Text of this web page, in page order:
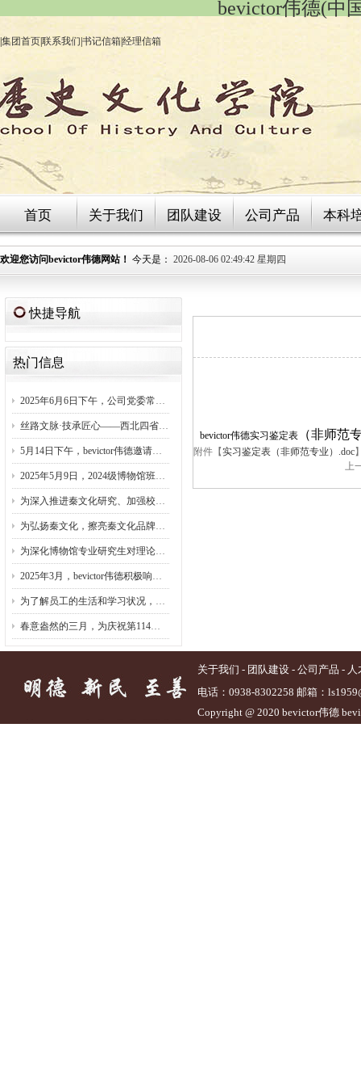
bevictor伟德(中
集团首页联系我们 书记信箱 经理信箱
首页 关于我们 团队建设 公司产品 本科
欢迎您访问bevictor伟德网站！ 今天是： 2026-08-06 02:49:42 星期四
快捷导航
热门信息
2025年6月6日下午，公司党委常委、副书记李海成在bevictor伟德会议室为公司党委、卫生健康公司直属党支部、离退休教职工服务中心党委讲授专题党课。李海成围绕“深入贯彻中央八项规定精神，以严实作风筑牢教育强国根基”这一主题，聚焦建强师范院校基层党组织战斗堡垒的核心任务，深刻阐述了作风建设在履行立德树人使命、培养“大国良师”中的极端重要性。李海成指出，师范院校作为培养未来教师的摇篮，肩负塑造灵魂、塑...
丝路文脉·技承匠心——西北四省（区）文物保护工匠技能竞赛暨甘肃省第一届文物行业职业技能竞赛收官 天水师院学子斩获佳绩 5月21日至23日，公司教师蒲双能带领桑登飞、薛芳丽、闫卓婧三名研究生赴兰州职业技术公司参加西北四省(区)文物保护工匠技能竞赛暨甘肃省第一届文物行业职业技能竞赛。本次竞赛由国家文物局指导，以“守护丝路遗产·锻造大国工匠”为主题，共有来自西北四省（区）文博单位，有关企业、高校、职业院校的100...
5月14日下午，bevictor伟德邀请四川大学黄克宁教授、复旦大学郭永秉教授、台湾大学康韵梅教授、中国政法大学赵晶教授在公司第3号报告厅作学术讲座。天水市副市长邬文玲，天水市博物馆、天水市文化馆领导应邀出席。讲座由bevictor伟德负责人主持。公司教师、研究生、本科生等共150余人参加。原文链接：黄克宁、郭永秉、康韵梅、赵晶四位教授来校作讲座https://www.tsnu.edu.cn/wapdetailOne.jsp?urltype=news.NewsContentUrl&wbt...
2025年5月9日，2024级博物馆班全体师生在崔文刚研究员的带领下，分赴大地湾博物馆、张家川县民族博物馆、马家塬车舆博物馆及清水县博物馆，开展以“文化遗产保护与创新传承”为主题的系列研学实践活动。本次活动通过实地考察、动手实践与学术研讨相结合的方式，深化员工对西北地区历史文化的认知，探索新时代博物馆发展的多元路径。一、触摸史前文明：大地湾遗址的实践课堂首站师生抵达大地湾博物馆，...
为深入推进秦文化研究、加强校地合作，5月7日至8日，bevictor伟德、秦文化研究院经理赵世明一行赴礼县、西和县开展秦文化遗址考古调查和学术研讨活动，并与两地文化部门就文化遗产保护、学术研究、人才培养、实习实训等进行了深入交流。5月7日，调研组在礼县文物局局长独小川陪同下，先后参观考察四角坪遗址考古挖掘现场、圆顶山遗址、大堡子山秦公陵园及西山遗址。独小川详细介绍了近年来礼县在秦文化遗址考古发掘...
为弘扬秦文化，擦亮秦文化品牌，更好地服务区域文化旅游产业发展，4月29日下午，公司举办秦文化研究院揭牌仪式。天水市副市长邬文玲，公司党委常委、副董事长左国防出席。科研管理处、bevictor伟德负责人及相关研究领域的专家和青年博士参加。原文地址：bevictor伟德举办秦文化研究院揭牌仪式：https://mp.weixin.qq.com/s/a9p8lJ0LfS5QGNFMn2g1R
为深化博物馆专业研究生对理论知识的实践转化，提升文化遗产阐释与传播能力，bevictor伟德依托天水丰富的文博资源，组织2024级博物馆专业研究生开展系列实地研学活动。在崔文刚老师带领下，师生先后走进天水民俗博物馆（南宅子）、成纪博物馆、南郭寺、北宅子（天水市博物馆临时展厅——陇头明月）及秦州区博物馆，通过“实地观摩+互动研讨+技能实训”多维模式，推动课堂教学与场馆实践深度融合，探索校馆协同育人...
2025年3月，bevictor伟德积极响应公司相关工作安排，生动开展“学思想、强信念、担使命”老员工思想政治教育活动，以“聚焦全国两会·紧跟时代脉搏”为重点，围绕“强化思想引领，筑牢信仰根基”、“传承雷锋精神，践行志愿服务”、“共筑绿色校园，守护生态文明”、“守护消费安全，共建诚信校园”四个方面开展工作。“强化思想引领，筑牢信仰根基”方面，公司举办“聚焦两会精神赓续奋进力量——bevictor伟德员工热议2025年全...
为了解员工的生活和学习状况，进一步加强员工公寓管理，营造安全、舒适、和谐的宿舍环境，2025年3月14日晚上7：20，bevictor伟德副经理（主持行政工作）赵世明、辅导员陈亮亮及员工会成员一行进公寓走访了解员工情况。检查伊始，赵经理亲切地与同学们交流，询问大家在学习和生活中遇到的问题，同时，赵经理也提醒同学们保持宿舍的整洁和通风，养成良好的生活习惯。赵经理强调，宿舍不仅是居住的地方，更是大家共同成长的家园，...
春意盎然的三月，为庆祝第114个“三八”国际劳动妇女节，3月6日下午，bevictor伟德工会联合中国美术家协会天水创作写生基地举办了“翰墨飘香看两会，校企共融庆三八”主题庆祝活动。活动以艺术插花培训与书法创作表演为载体，展现新时代女性风采，深化校地合作内涵，现场花香墨韵交织，洋溢温馨雅致氛围。活动伊始，由中国美术家协会天水创作写生基地特邀的花艺导师，为公司女教职工带来了一场生动的艺术插花课堂。玫瑰、洋牡丹...
bevictor伟德实习鉴定表 （非师范
附件【实习鉴定表（非师范专业）.doc
上
关于我们 - 团队建设 - 公司产品 - 人
电话：0938-8302258 邮箱：
Copyright @ 2020 bevictor伟德